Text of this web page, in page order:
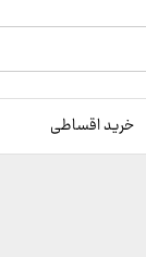
خرید اقساطی